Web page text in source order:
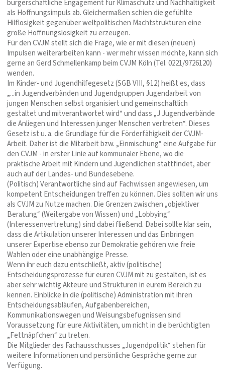
bürgerschaftliche Engagement für Klimaschutz und Nachhaltigkeit
als Hoffnungsimpuls ab. Gleichermaßen schien die gefühlte
Hilflosigkeit gegenüber weltpolitischen Machtstrukturen eine
große Hoffnungslosigkeit zu erzeugen.
Für den CVJM stellt sich die Frage, wie er mit diesen (neuen)
Impulsen weiterarbeiten kann - wer mehr wissen möchte, kann sich
gerne an Gerd Schmellenkamp beim CVJM Köln (Tel. 0221/9726120)
wenden.
Im Kinder- und Jugendhilfegesetz (SGB VIII, §12) heißt es, dass
„...in Jugendverbänden und Jugendgruppen Jugendarbeit von
jungen Menschen selbst organisiert und gemeinschaftlich
gestaltet und mitverantwortet wird“ und dass „J Jugendverbände
die Anliegen und Interessen junger Menschen vertreten“. Dieses
Gesetz ist u. a. die Grundlage für die Förderfähigkeit der CVJM-
Arbeit. Daher ist die Mitarbeit bzw. „Einmischung“ eine Aufgabe für
den CVJM - in erster Linie auf kommunaler Ebene, wo die
praktische Arbeit mit Kindern und Jugendlichen stattfindet, aber
auch auf der Landes- und Bundesebene.
(Politisch) Verantwortliche sind auf Fachwissen angewiesen, um
kompetent Entscheidungen treffen zu können. Dies sollten wir uns
als CVJM zu Nutze machen. Die Grenzen zwischen „objektiver
Beratung“ (Weitergabe von Wissen) und „Lobbying“
(Interessenvertretung) sind dabei fließend. Dabei sollte klar sein,
dass die Artikulation unserer Interessen und das Einbringen
unserer Expertise ebenso zur Demokratie gehören wie freie
Wahlen oder eine unabhängige Presse.
Wenn ihr euch dazu entschließt, aktiv (politische)
Entscheidungsprozesse für euren CVJM mit zu gestalten, ist es
aber sehr wichtig Akteure und Strukturen in eurem Bereich zu
kennen. Einblicke in die (politische) Administration mit ihren
Entscheidungsabläufen, Aufgabenbereichen,
Kommunikationswegen und Weisungsbefugnissen sind
Voraussetzung für eure Aktivitäten, um nicht in die berüchtigten
„Fettnäpfchen“ zu treten.
Die Mitglieder des Fachausschusses „Jugendpolitik“ stehen für
weitere Informationen und persönliche Gespräche gerne zur
Verfügung.